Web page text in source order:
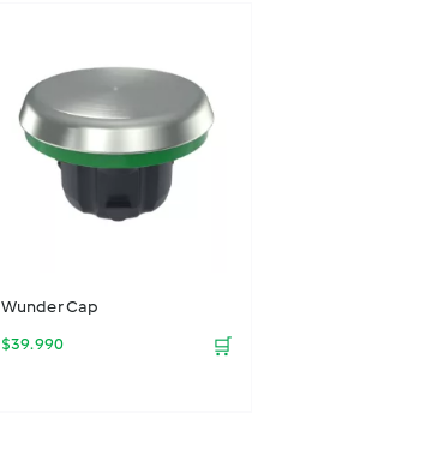
Wunder Cap
$39.990 🛒